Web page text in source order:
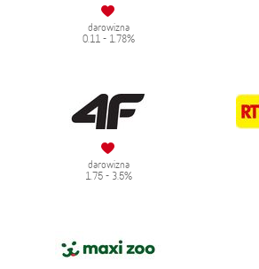
darowizna
0.11 - 1.78%
darowizna
1.75 - 3.5%